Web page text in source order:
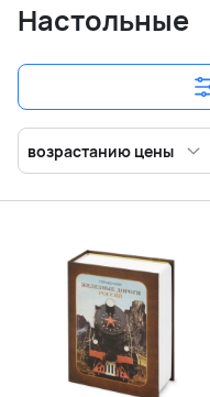
Настольные
возрастанию цены